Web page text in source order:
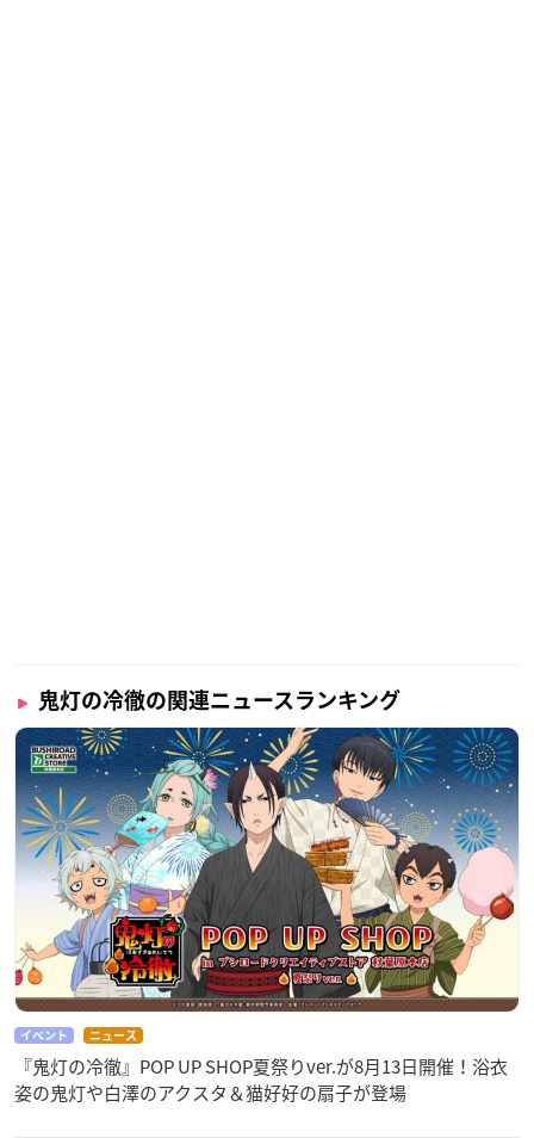
鬼灯の冷徹の関連ニュースランキング
イベント ニュース
『鬼灯の冷徹』POP UP SHOP夏祭りver.が8月13日開催！浴衣
姿の鬼灯や白澤のアクスタ＆猫好好の扇子が登場